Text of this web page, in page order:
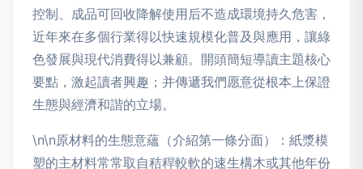
控制、成品可回收降解使用后不造成環境持久危害，
近年來在多個行業得以快速規模化普及與應用，讓綠
色發展與現代消費得以兼顧。開頭簡短導讀主題核心
要點，激起讀者興趣；并傳遞我們愿意從根本上保證
生態與經濟和諧的立場。
\n\n原材料的生態意蘊（介紹第一條分面）：紙漿模
塑的主材料常常取自秸稈較軟的速生構木或其他年份